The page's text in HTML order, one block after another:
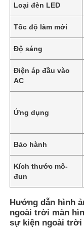
Loại đèn LED
Tốc độ làm mới
Độ sáng
Điện áp đầu vào
AC
Ứng dụng
Bảo hành
Kích thước mô-
đun
Hướng dẫn hình
ngoài trời màn
sự kiện ngoài trời